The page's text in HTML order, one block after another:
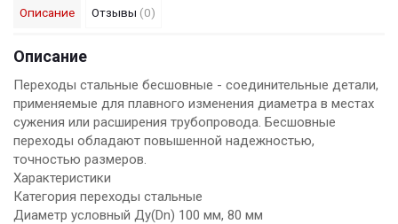
Описание Отзывы (0)
Описание
Переходы стальные бесшовные - соединительные детали,
применяемые для плавного изменения диаметра в местах
сужения или расширения трубопровода. Бесшовные
переходы обладают повышенной надежностью,
точностью размеров.
Характеристики
Категория переходы стальные
Диаметр условный Ду(Dn) 100 мм, 80 мм